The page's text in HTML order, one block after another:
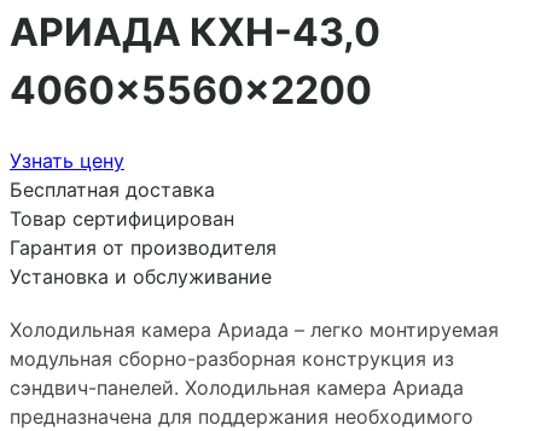
АРИАДА КХН-43,0
4060×5560×2200
Узнать цену
Бесплатная доставка
Товар сертифицирован
Гарантия от производителя
Установка и обслуживание
Холодильная камера Ариада – легко монтируемая
модульная сборно-разборная конструкция из
сэндвич-панелей. Холодильная камера Ариада
предназначена для поддержания необходимого